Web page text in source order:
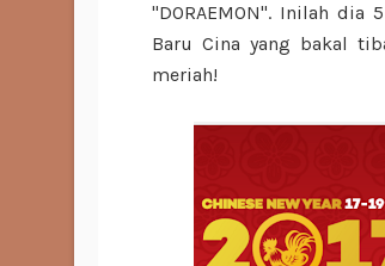
"DORAEMON". Inilah dia
Baru Cina yang bakal
meriah!